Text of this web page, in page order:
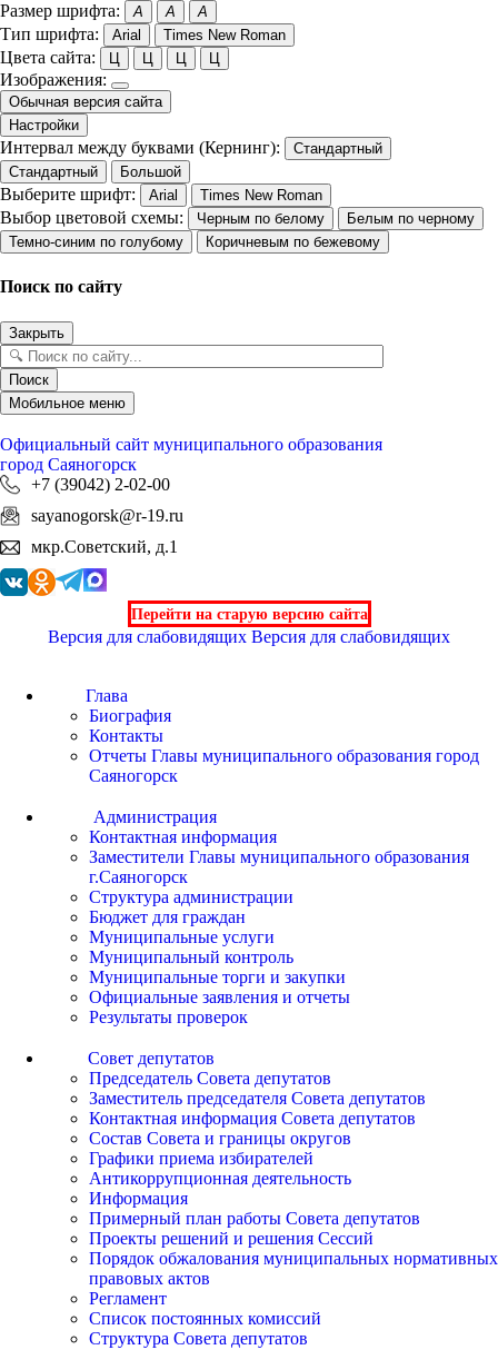
Размер шрифта: A A A
Тип шрифта: Arial Times New Roman
Цвета сайта: Ц Ц Ц Ц
Изображения:
Обычная версия сайта
Настройки
Интервал между буквами (Кернинг):
Стандартный
Стандартный
Большой
Выберите шрифт: Arial Times New Roman
Выбор цветовой схемы: Черным по белому
Белым по черному
Темно-синим по голубому
Коричневым по бежевому
Поиск по сайту
Закрыть
Поиск
Мобильное меню
Официальный сайт муниципального образования
город Саяногорск
+7 (39042) 2-02-00
sayanogorsk@r-19.ru
мкр.Советский, д.1
Перейти на старую версию сайта
Версия для слабовидящих Версия для слабовидящих
Глава
Биография
Контакты
Отчеты Главы муниципального образования город
Саяногорск
Администрация
Контактная информация
Заместители Главы муниципального образования
г.Саяногорск
Структура администрации
Бюджет для граждан
Муниципальные услуги
Муниципальный контроль
Муниципальные торги и закупки
Официальные заявления и отчеты
Результаты проверок
Совет депутатов
Председатель Совета депутатов
Заместитель председателя Совета депутатов
Контактная информация Совета депутатов
Состав Совета и границы округов
Графики приема избирателей
Антикоррупционная деятельность
Информация
Примерный план работы Совета депутатов
Проекты решений и решения Сессий
Порядок обжалования муниципальных нормативных
правовых актов
Регламент
Список постоянных комиссий
Структура Совета депутатов